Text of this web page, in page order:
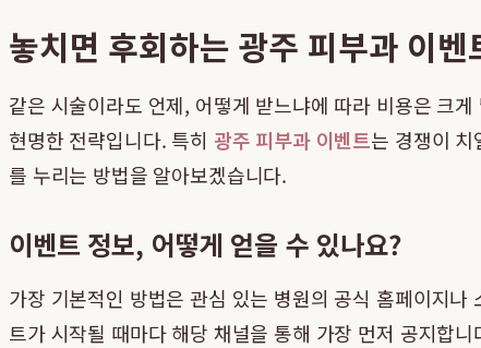
놓치면 후회하는 광주 피부과 이벤
같은 시술이라도 언제, 어떻게 받느냐에 따라 비용은 크
현명한 전략입니다. 특히 광주 피부과 이벤트는 경쟁이
를 누리는 방법을 알아보겠습니다.
이벤트 정보, 어떻게 얻을 수 있나요?
가장 기본적인 방법은 관심 있는 병원의 공식 홈페이지
트가 시작될 때마다 해당 채널을 통해 가장 먼저 공지합